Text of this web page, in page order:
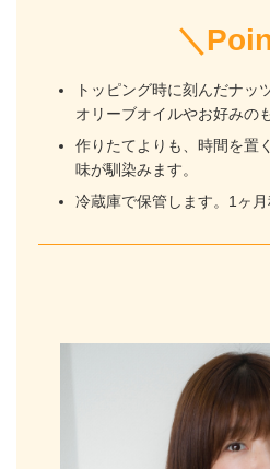
＼
トッピング時に刻んだナッ
オリーブオイルやお好みの
作りたてよりも、時間を置
味が馴染みます。
冷蔵庫で保管します。1ヶ